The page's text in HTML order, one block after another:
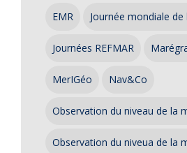
EMR Journée mondiale
Journées REFMAR
MerIGéo Nav&Co
Observation du niveau de la
Observation du niveua de la